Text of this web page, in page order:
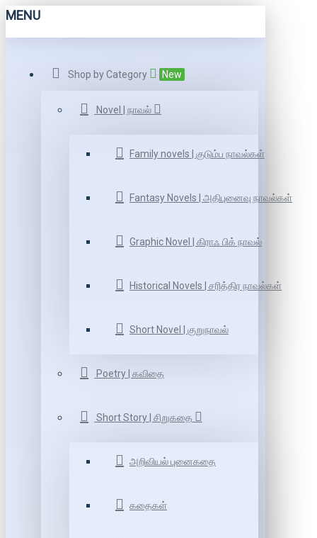
MENU
Shop by Category New
Novel | நாவல்
Family novels | குடும்ப நாவல்கள்
Fantasy Novels | அதிபுனைவு நாவல்கள்
Graphic Novel | கிராஃ பிக் நாவல்
Historical Novels | சரித்திர நாவல்கள்
Short Novel | குறுநாவல்
Poetry | கவிதை
Short Story | சிறுகதை
அறிவியல் புனைகதை
கதைகள்